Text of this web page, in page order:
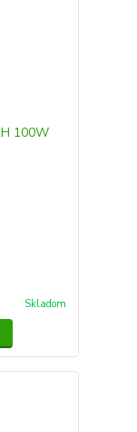
Skladom